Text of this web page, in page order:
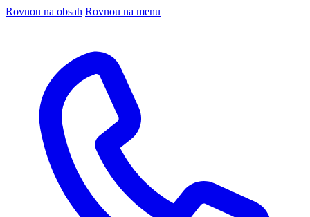
Rovnou na obsah Rovnou na menu